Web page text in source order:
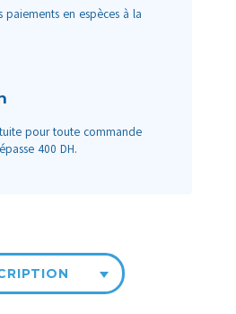
paiements en espèces à la
pour toute commande
400 DH.